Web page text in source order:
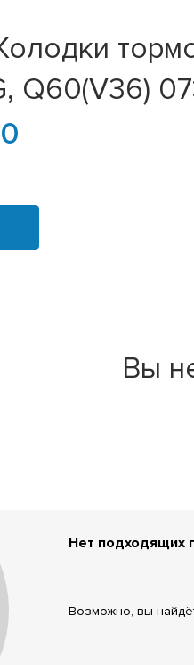
Q60(V36)
Вы
Нет подходящих
Возможно, вы